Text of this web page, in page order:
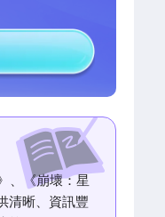
、《崩壞：星
清晰、資訊豐